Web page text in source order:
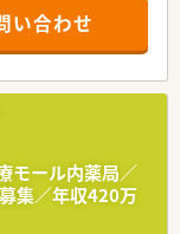
5分の場所に位置し
に便利な立地です。
箋をメインに受け
応しております。
スタッフも2名在籍
ーズに業務を行えま
い合わせ
モール内薬局／
集／年収420万